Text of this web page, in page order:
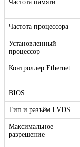
Частота памяти
Частота процессора
Установленный
процессор
Контроллер Ethernet
BIOS
Тип и разъём LVDS
Максимальное
разрешение